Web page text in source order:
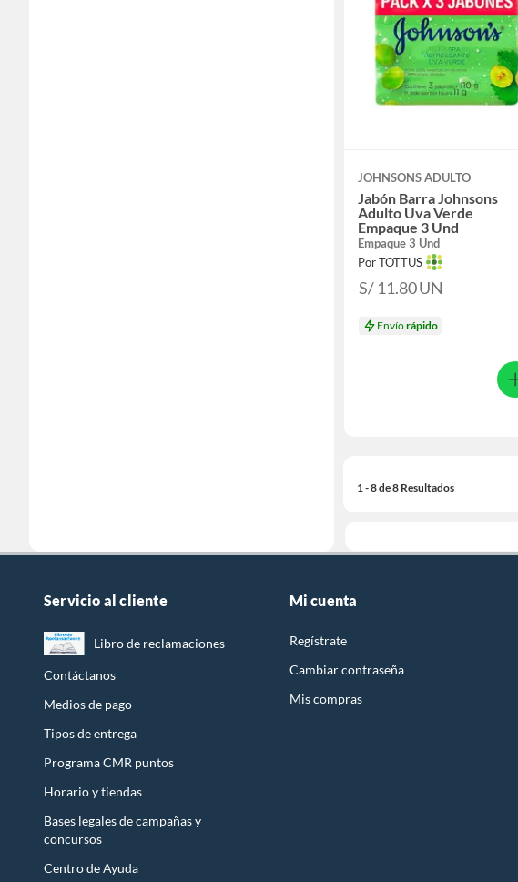
JOHNSONS ADULTO
Jabón Barra Johnsons
Adulto Uva Verde
Empaque 3 Und
Empaque 3 Und
Por TOTTUS
S/ 11.80UN
Envíorápido
1 - 8 de 8 Resultados
Servicio al cliente
Libro de reclamaciones
Contáctanos
Medios de pago
Tipos de entrega
Programa CMR puntos
Horario y tiendas
Bases legales de campañas y
concursos
Centro de Ayuda
Mi cuenta
Regístrate
Cambiar contraseña
Mis compras